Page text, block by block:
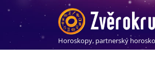
Horoskopy, partnerský